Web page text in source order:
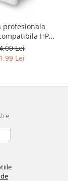
profesionala
HP -
H720GY, 1 litru
Lei
Lei